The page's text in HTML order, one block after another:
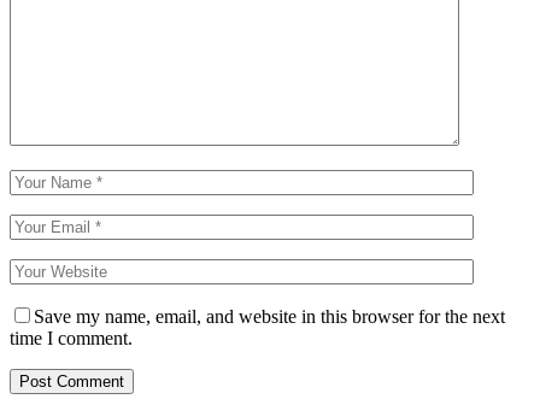
Save my name, email, and website in this browser for the next
time I comment.